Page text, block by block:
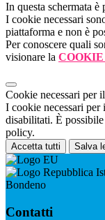
In questa schermata
I cookie necessari
piattaforma e non è
Per conoscere quali
visionare la
Cookie necessari per
I cookie necessari per
disabilitati. È
policy.
Accetta tutti Salva
Bondeno
Contatti